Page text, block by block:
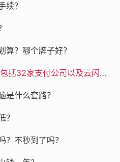
续？
算？哪个牌子好？
POS机最新注销流程汇总（包括32家支付公司以及云闪付APP）
是什么套路？
？
？不秒到了吗？